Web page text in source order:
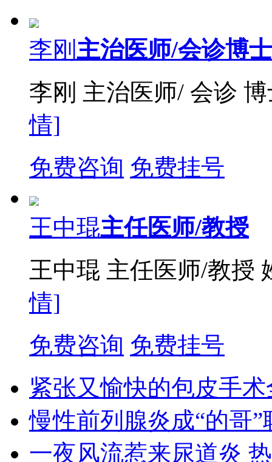
李刚 主治医师/会诊博士
李刚 主治医师/ 会诊
情]
免费咨询 免费挂号
王中琨主任医师/教授
王中琨 主任医师/教授
情]
免费咨询 免费挂号
紧张又愉快的包皮手
慢性前列腺炎成“的哥”
一夜风流惹来尿道炎